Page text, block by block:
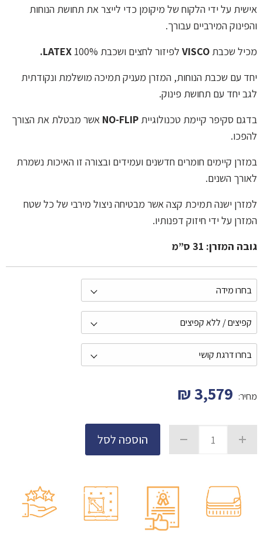
אישית על ידי הלקוח של מיקומן כדי לייצר את תחושת הנוחות
והפינוק המירביים עבורך.
מכיל שכבת VISCO לפיזור לחצים ושכבת 100%
LATEX.
יחד עם שכבת הנוחות, המזרן מעניק תמיכה מושלמת ונקודתית
לגב יחד עם תחושת פינוק.
בדגם סקיפר קיימת טכנולוגיית NO-FLIP אשר מבטלת את הצורך
להפכו.
במזרן קיימים חומרים חדשנים ועמידים ובצורה זו האיכות נשמרת
לאורך השנים.
למזרן ישנה תמיכת קצה אשר מבטיחה ניצול מירבי של כל שטח
המזרן על ידי חיזוק דפנותיו.
גובה המזרן: 31 ס”מ
מחיר: 3,579
₪
הוספה לסל